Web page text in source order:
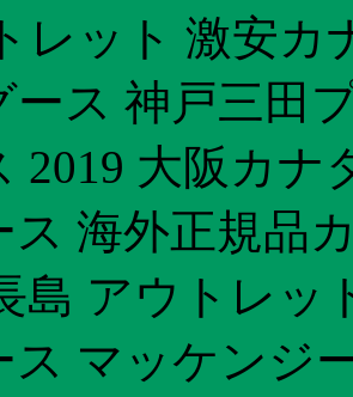
レット 激安カ
ース 神戸三田
2019 大阪カ
ス 海外正規品
島 アウトレッ
ス マッケンジ